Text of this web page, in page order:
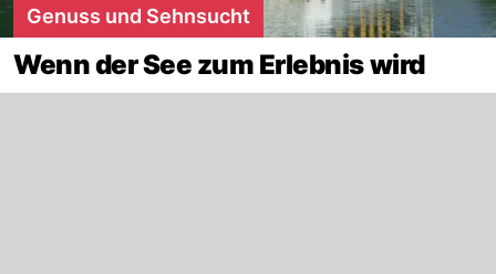
Genuss und Sehnsucht
Wenn der See zum Erlebnis wird